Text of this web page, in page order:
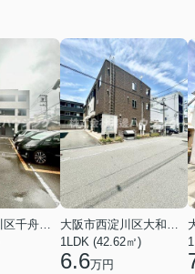
1LDK (42.62㎡)
6.6万円